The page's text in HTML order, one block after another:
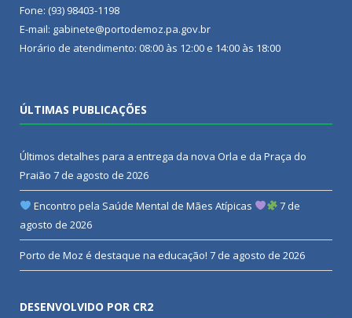
Fone: (93) 98403-1198
E-mail: gabinete@portodemoz.pa.gov.br
Horário de atendimento: 08:00 às 12:00 e 14:00 às 18:00
ÚLTIMAS PUBLICAÇÕES
Últimos detalhes para a entrega da nova Orla e da Praça do
Praião 7 de agosto de 2026
Encontro pela Saúde Mental de Mães Atípicas
7 de
agosto de 2026
Porto de Moz é destaque na educação! 7 de agosto de 2026
DESENVOLVIDO POR CR2